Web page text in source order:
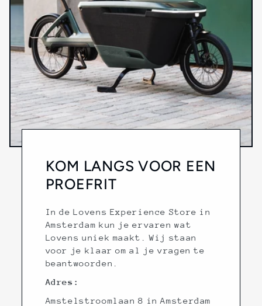
KOM LANGS VOOR EEN
PROEFRIT
In de Lovens Experience Store in
Amsterdam kun je ervaren wat
Lovens uniek maakt. Wij staan
voor je klaar om al je vragen te
beantwoorden.
Adres:
Amstelstroomlaan 8 in Amsterdam